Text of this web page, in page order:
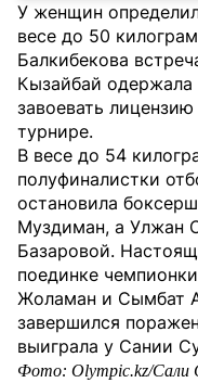
У женщин
весе до 50
Балкибекова
Кызайбай одержала
завоевать
турнире.
В весе до 54
полуфиналистки
остановила
Муздиман, а Улжан
Базаровой.
поединке
Жоламан и Сымбат
завершился
выиграла у Сании
Фото: Olympic.kz/Сали